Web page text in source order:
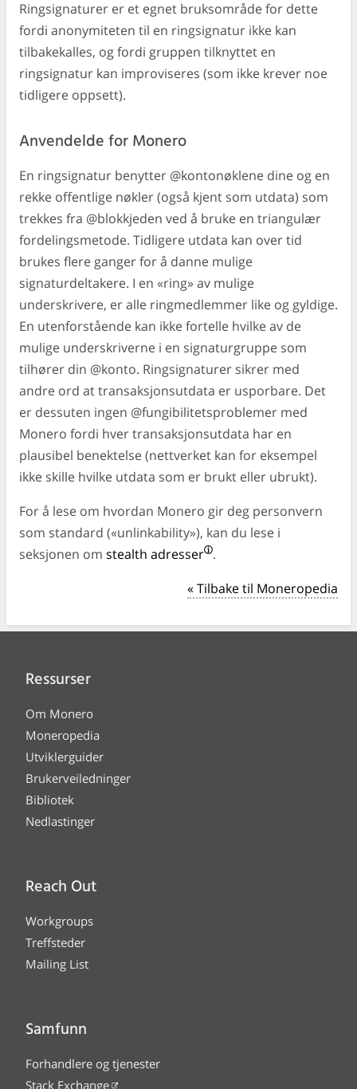
Ringsignaturer er et egnet bruksområde for dette
fordi anonymiteten til en ringsignatur ikke kan
tilbakekalles, og fordi gruppen tilknyttet en
ringsignatur kan improviseres (som ikke krever noe
tidligere oppsett).
Anvendelde for Monero
En ringsignatur benytter @kontonøklene dine og en
rekke offentlige nøkler (også kjent som utdata) som
trekkes fra @blokkjeden ved å bruke en triangulær
fordelingsmetode. Tidligere utdata kan over tid
brukes flere ganger for å danne mulige
signaturdeltakere. I en «ring» av mulige
underskrivere, er alle ringmedlemmer like og gyldige.
En utenforstående kan ikke fortelle hvilke av de
mulige underskriverne i en signaturgruppe som
tilhører din @konto. Ringsignaturer sikrer med
andre ord at transaksjonsutdata er usporbare. Det
er dessuten ingen @fungibilitetsproblemer med
Monero fordi hver transaksjonsutdata har en
plausibel benektelse (nettverket kan for eksempel
ikke skille hvilke utdata som er brukt eller ubrukt).
For å lese om hvordan Monero gir deg personvern
som standard («unlinkability»), kan du lese i
seksjonen om stealth adresser .
« Tilbake til Moneropedia
Ressurser
Om Monero
Moneropedia
Utviklerguider
Brukerveiledninger
Bibliotek
Nedlastinger
Reach Out
Workgroups
Treffsteder
Mailing List
Samfunn
Forhandlere og tjenester
Stack Exchange